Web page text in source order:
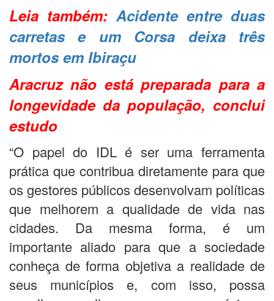
Leia também: Acidente entre duas
carretas e um Corsa deixa três
mortos em Ibiraçu
Aracruz não está preparada para a
longevidade da população, conclui
estudo
“O papel do IDL é ser uma ferramenta
prática que contribua diretamente para que
os gestores públicos desenvolvam políticas
que melhorem a qualidade de vida nas
cidades. Da mesma forma, é um
importante aliado para que a sociedade
conheça de forma objetiva a realidade de
seus municípios e, com isso, possa